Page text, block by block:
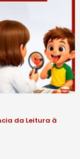
da Leitura à